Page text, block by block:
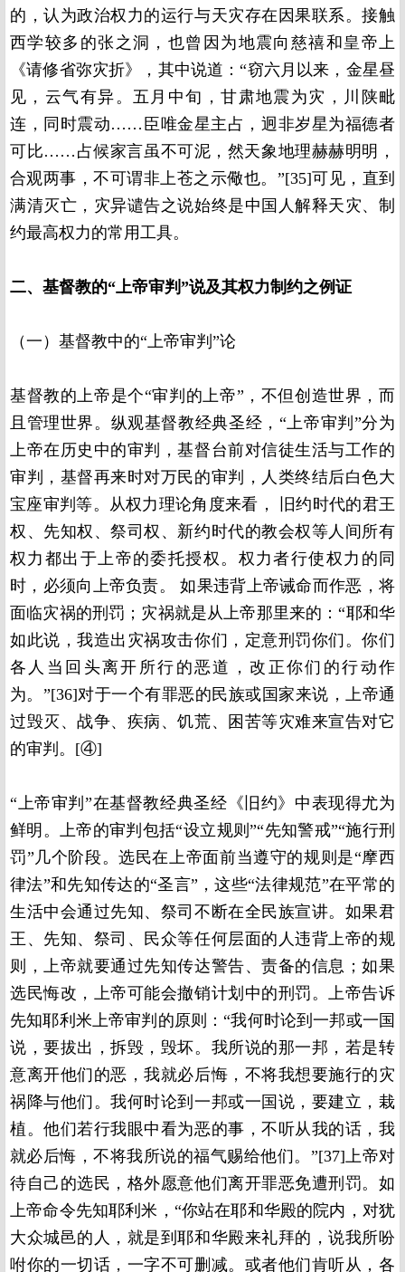
的，认为政治权力的运行与天灾存在因果联系。接触
西学较多的张之洞，也曾因为地震向慈禧和皇帝上
《请修省弥灾折》，其中说道：“窃六月以来，金星昼
见，云气有异。五月中旬，甘肃地震为灾，川陕毗
连，同时震动……臣唯金星主占，迥非岁星为福德者
可比……占候家言虽不可泥，然天象地理赫赫明明，
合观两事，不可谓非上苍之示儆也。”[35]可见，直到
满清灭亡，灾异谴告之说始终是中国人解释天灾、制
约最高权力的常用工具。
二、基督教的“上帝审判”说及其权力制约之例证
（一）基督教中的“上帝审判”论
基督教的上帝是个“审判的上帝”，不但创造世界，而
且管理世界。纵观基督教经典圣经，“上帝审判”分为
上帝在历史中的审判，基督台前对信徒生活与工作的
审判，基督再来时对万民的审判，人类终结后白色大
宝座审判等。从权力理论角度来看， 旧约时代的君王
权、先知权、祭司权、新约时代的教会权等人间所有
权力都出于上帝的委托授权。权力者行使权力的同
时，必须向上帝负责。 如果违背上帝诫命而作恶，将
面临灾祸的刑罚；灾祸就是从上帝那里来的：“耶和华
如此说，我造出灾祸攻击你们，定意刑罚你们。你们
各人当回头离开所行的恶道，改正你们的行动作
为。”[36]对于一个有罪恶的民族或国家来说，上帝通
过毁灭、战争、疾病、饥荒、困苦等灾难来宣告对它
的审判。[④]
“上帝审判”在基督教经典圣经《旧约》中表现得尤为
鲜明。上帝的审判包括“设立规则”“先知警戒”“施行刑
罚”几个阶段。选民在上帝面前当遵守的规则是“摩西
律法”和先知传达的“圣言”，这些“法律规范”在平常的
生活中会通过先知、祭司不断在全民族宣讲。如果君
王、先知、祭司、民众等任何层面的人违背上帝的规
则，上帝就要通过先知传达警告、责备的信息；如果
选民悔改，上帝可能会撤销计划中的刑罚。上帝告诉
先知耶利米上帝审判的原则：“我何时论到一邦或一国
说，要拔出，拆毁，毁坏。我所说的那一邦，若是转
意离开他们的恶，我就必后悔，不将我想要施行的灾
祸降与他们。我何时论到一邦或一国说，要建立，栽
植。他们若行我眼中看为恶的事，不听从我的话，我
就必后悔，不将我所说的福气赐给他们。”[37]上帝对
待自己的选民，格外愿意他们离开罪恶免遭刑罚。如
上帝命令先知耶利米，“你站在耶和华殿的院内，对犹
大众城邑的人，就是到耶和华殿来礼拜的，说我所吩
咐你的一切话，一字不可删减。或者他们肯听从，各